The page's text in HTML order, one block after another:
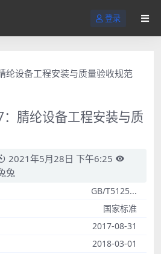
登录
腈纶设备工程安装与质
2021年5月28日 下午6:25
兔
GB/T5125...
国家标准
2017-08-31
2018-03-01